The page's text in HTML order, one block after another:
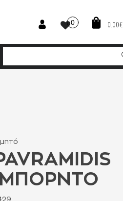
0 0.00€